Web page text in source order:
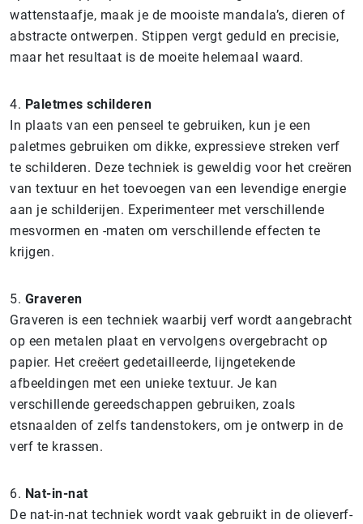
wattenstaafje, maak je de mooiste mandala’s, dieren of
abstracte ontwerpen. Stippen vergt geduld en precisie,
maar het resultaat is de moeite helemaal waard.
4. Paletmes schilderen
In plaats van een penseel te gebruiken, kun je een
paletmes gebruiken om dikke, expressieve streken verf
te schilderen. Deze techniek is geweldig voor het creëren
van textuur en het toevoegen van een levendige energie
aan je schilderijen. Experimenteer met verschillende
mesvormen en -maten om verschillende effecten te
krijgen.
5. Graveren
Graveren is een techniek waarbij verf wordt aangebracht
op een metalen plaat en vervolgens overgebracht op
papier. Het creëert gedetailleerde, lijngetekende
afbeeldingen met een unieke textuur. Je kan
verschillende gereedschappen gebruiken, zoals
etsnaalden of zelfs tandenstokers, om je ontwerp in de
verf te krassen.
6. Nat-in-nat
De nat-in-nat techniek wordt vaak gebruikt in de olieverf-